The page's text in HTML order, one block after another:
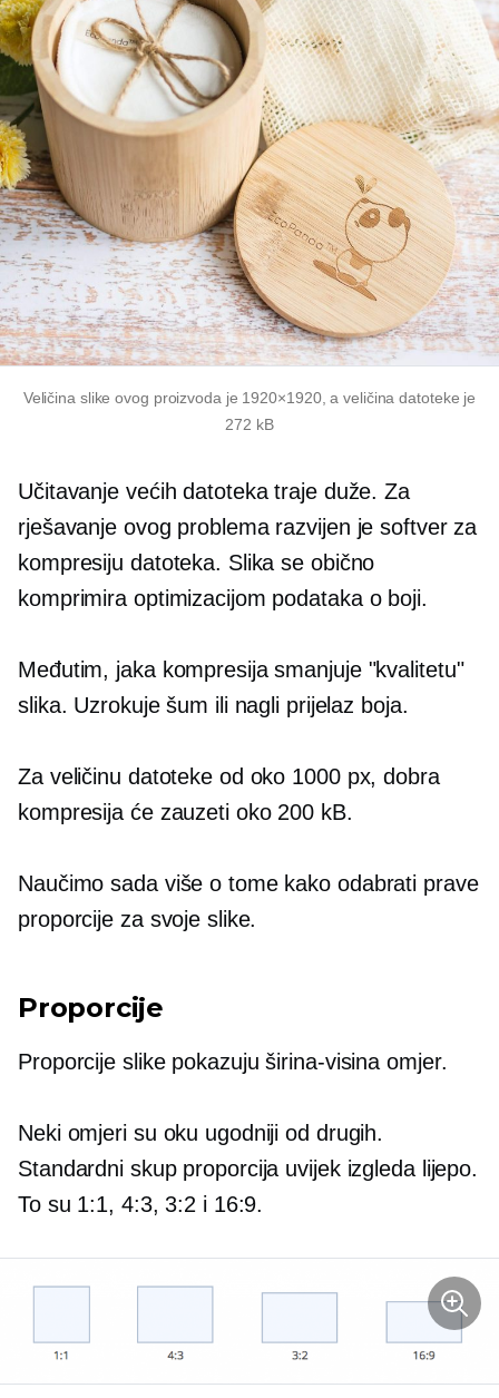
Veličina slike ovog proizvoda je 1920×1920, a veličina datoteke je
272 kB
Učitavanje većih datoteka traje duže. Za
rješavanje ovog problema razvijen je softver za
kompresiju datoteka. Slika se obično
komprimira optimizacijom podataka o boji.
Međutim, jaka kompresija smanjuje "kvalitetu"
slika. Uzrokuje šum ili nagli prijelaz boja.
Za veličinu datoteke od oko 1000 px, dobra
kompresija će zauzeti oko 200 kB.
Naučimo sada više o tome kako odabrati prave
proporcije za svoje slike.
Proporcije
Proporcije slike pokazujuširina-visina omjer.
Neki omjeri su oku ugodniji od drugih.
Standardni skup proporcija uvijek izgleda lijepo.
To su 1:1, 4:3, 3:2 i 16:9.